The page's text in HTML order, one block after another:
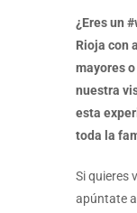
¿Eres un
Rioja con
mayores
nuestra
esta
toda la
Si quieres
apúntate